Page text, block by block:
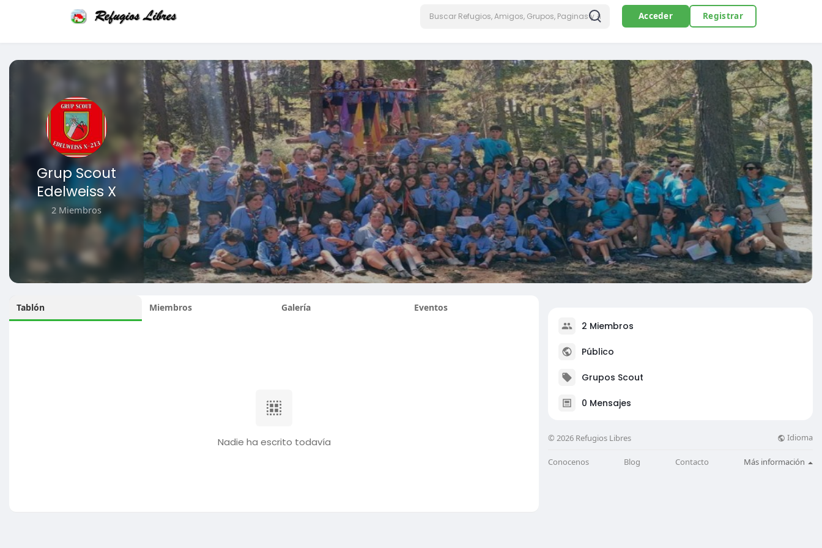
Acceder Registrar
Grup Scout
Edelweiss X
2 Miembros
Tablón
Nadie ha escrito todavía
Miembros Galería Eventos
2 Miembros
Público
Grupos Scout
0 Mensajes
© 2026 Refugios Libres Idioma
Conocenos Blog Contacto Más información